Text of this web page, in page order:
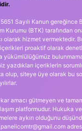
Sayılı Kanun gereğince
Kurumu (BTK) tarafından
olarak hizmet vermektedir.
proaktif olarak
yükümlülüğümüz
yazdıkları içeriklerin
olup, siteye üye olarak bu
amacı gütmeyen ve
platformudur. Hukuka
aykırı olduğunu